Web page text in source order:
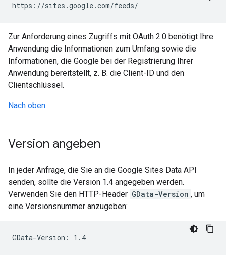
https://sites.google.com/feeds/
Zur Anforderung eines Zugriffs mit OAuth 2.0 benötigt Ihre
Anwendung die Informationen zum Umfang sowie die
Informationen, die Google bei der Registrierung Ihrer
Anwendung bereitstellt, z. B. die Client-ID und den
Clientschlüssel.
Nach oben
Version angeben
In jeder Anfrage, die Sie an die Google Sites Data API
senden, sollte die Version 1.4 angegeben werden.
Verwenden Sie den HTTP-Header GData-Version , um
eine Versionsnummer anzugeben:
GData-Version: 1.4